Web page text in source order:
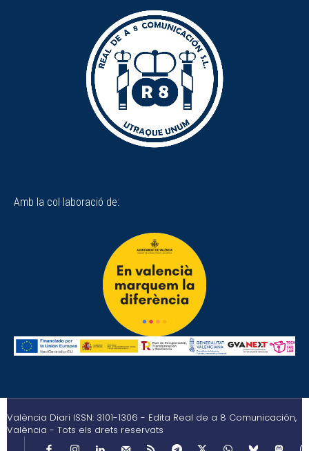
Amb la col·laboració de:
València Diari ISSN: 3101-1306 - Edita Real de a 8 Comunicación,
València - Tots els drets reservats